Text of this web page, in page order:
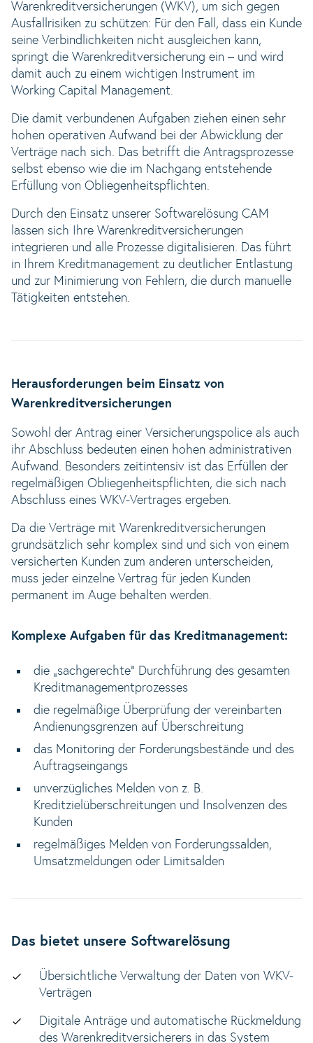
Warenkreditversicherungen (WKV), um sich gegen
Ausfallrisiken zu schützen: Für den Fall, dass ein Kunde
seine Verbindlichkeiten nicht ausgleichen kann,
springt die Warenkreditversicherung ein – und wird
damit auch zu einem wichtigen Instrument im
Working Capital Management.
Die damit verbundenen Aufgaben ziehen einen sehr
hohen operativen Aufwand bei der Abwicklung der
Verträge nach sich. Das betrifft die Antragsprozesse
selbst ebenso wie die im Nachgang entstehende
Erfüllung von Obliegenheitspflichten.
Durch den Einsatz unserer Softwarelösung CAM
lassen sich Ihre Warenkreditversicherungen
integrieren und alle Prozesse digitalisieren. Das führt
in Ihrem Kreditmanagement zu deutlicher Entlastung
und zur Minimierung von Fehlern, die durch manuelle
Tätigkeiten entstehen.
Herausforderungen beim Einsatz von
Warenkreditversicherungen
Sowohl der Antrag einer Versicherungspolice als auch
ihr Abschluss bedeuten einen hohen administrativen
Aufwand. Besonders zeitintensiv ist das Erfüllen der
regelmäßigen Obliegenheitspflichten, die sich nach
Abschluss eines WKV-Vertrages ergeben.
Da die Verträge mit Warenkreditversicherungen
grundsätzlich sehr komplex sind und sich von einem
versicherten Kunden zum anderen unterscheiden,
muss jeder einzelne Vertrag für jeden Kunden
permanent im Auge behalten werden.
Komplexe Aufgaben für das Kreditmanagement:
die „sachgerechte“ Durchführung des gesamten
Kreditmanagementprozesses
die regelmäßige Überprüfung der vereinbarten
Andienungsgrenzen auf Überschreitung
das Monitoring der Forderungsbestände und des
Auftragseingangs
unverzügliches Melden von z. B.
Kreditzielüberschreitungen und Insolvenzen des
Kunden
regelmäßiges Melden von Forderungssalden,
Umsatzmeldungen oder Limitsalden
Das bietet unsere Softwarelösung
Übersichtliche Verwaltung der Daten von WKV-
Verträgen
Digitale Anträge und automatische Rückmeldung
des Warenkreditversicherers in das System